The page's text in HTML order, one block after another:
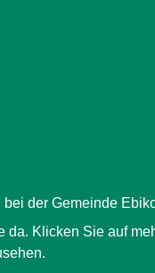
der Gemeinde
da. Klicken Sie auf